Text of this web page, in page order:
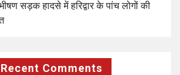
सड़क हादसे में हरिद्वार के पांच लोगों की
Recent Comments